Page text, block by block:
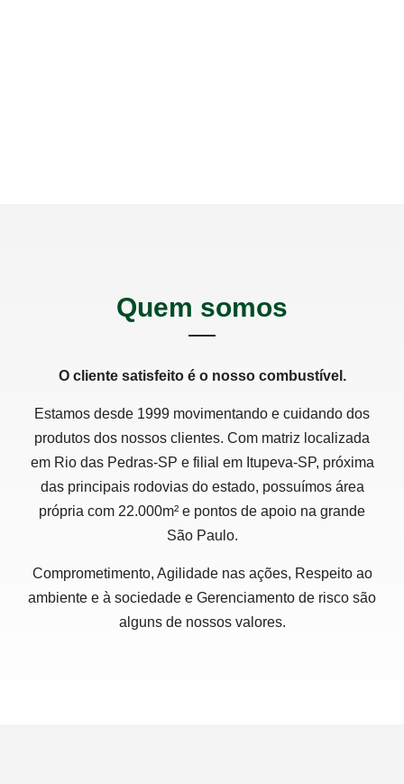
Quem somos
O cliente satisfeito é o nosso combustível.
Estamos desde 1999 movimentando e cuidando dos
produtos dos nossos clientes. Com matriz localizada
em Rio das Pedras-SP e filial em Itupeva-SP, próxima
das principais rodovias do estado, possuímos área
própria com 22.000m² e pontos de apoio na grande
São Paulo.
Comprometimento, Agilidade nas ações, Respeito ao
ambiente e à sociedade e Gerenciamento de risco são
alguns de nossos valores.